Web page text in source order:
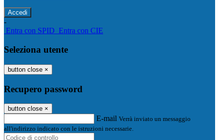
-
Entra con SPID Entra con CIE
Seleziona utente
button close ×
Recupero password
button close ×
E-mail Verrà inviato un messaggio
all'indirizzo indicato con le istruzioni necessarie.